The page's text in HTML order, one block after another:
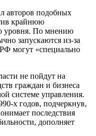
авторов подобных
крайнюю
уровня. По мнению
запускаются из-за
могут «специально
не пойдут на
граждан и бизнеса
системе управления.
х годов, подчеркнув,
последствия
дополняет